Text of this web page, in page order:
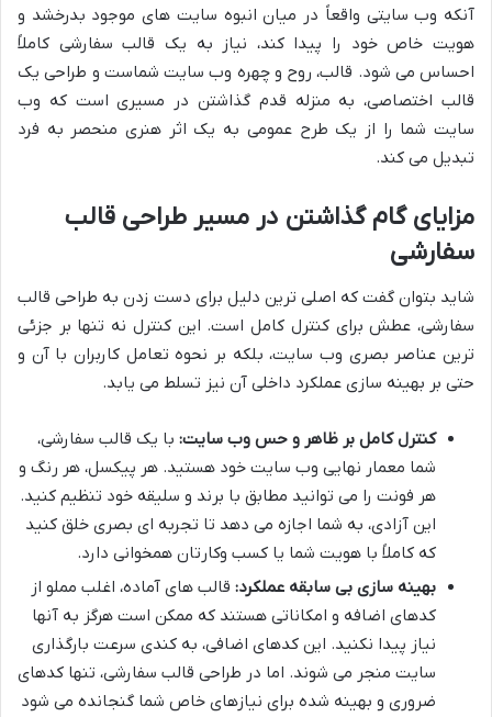
آنکه وب سایتی واقعاً در میان انبوه سایت های موجود بدرخشد و
هویت خاص خود را پیدا کند، نیاز به یک قالب سفارشی کاملاً
احساس می شود. قالب، روح و چهره وب سایت شماست و طراحی یک
قالب اختصاصی، به منزله قدم گذاشتن در مسیری است که وب
سایت شما را از یک طرح عمومی به یک اثر هنری منحصر به فرد
تبدیل می کند.
مزایای گام گذاشتن در مسیر طراحی قالب
سفارشی
شاید بتوان گفت که اصلی ترین دلیل برای دست زدن به طراحی قالب
سفارشی، عطش برای کنترل کامل است. این کنترل نه تنها بر جزئی
ترین عناصر بصری وب سایت، بلکه بر نحوه تعامل کاربران با آن و
حتی بر بهینه سازی عملکرد داخلی آن نیز تسلط می یابد.
کنترل کامل بر ظاهر و حس وب سایت: با یک قالب سفارشی،
شما معمار نهایی وب سایت خود هستید. هر پیکسل، هر رنگ و
هر فونت را می توانید مطابق با برند و سلیقه خود تنظیم کنید.
این آزادی، به شما اجازه می دهد تا تجربه ای بصری خلق کنید
که کاملاً با هویت شما یا کسب وکارتان همخوانی دارد.
بهینه سازی بی سابقه عملکرد: قالب های آماده، اغلب مملو از
کدهای اضافه و امکاناتی هستند که ممکن است هرگز به آنها
نیاز پیدا نکنید. این کدهای اضافی، به کندی سرعت بارگذاری
سایت منجر می شوند. اما در طراحی قالب سفارشی، تنها کدهای
ضروری و بهینه شده برای نیازهای خاص شما گنجانده می شود